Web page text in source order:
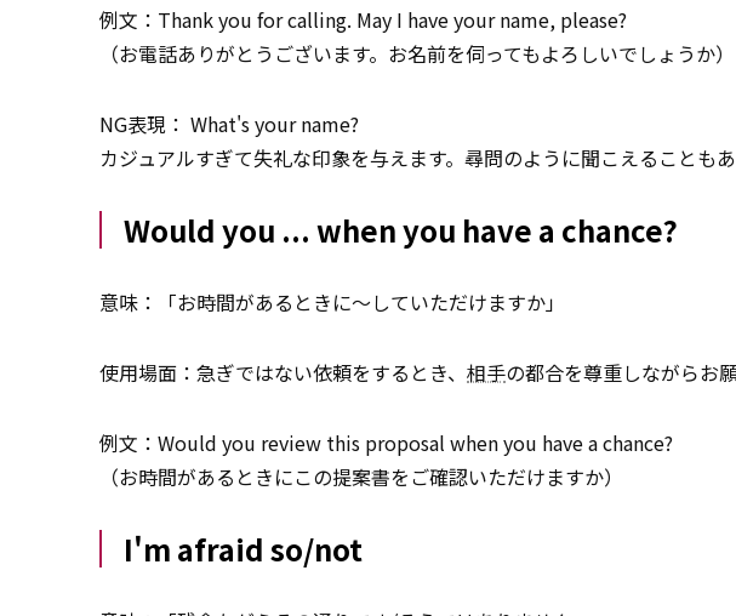
例文：Thank you for calling. May I have your name, please?
（お電話ありがとうございます。お名前を伺ってもよろしいでしょうか）
NG表現： What's your name?
カジュアルすぎて失礼な印象を与えます。尋問のように聞こえることもあ
Would you ... when you have a chance?
意味：「お時間があるときに〜していただけますか」
使用場面：急ぎではない依頼をするとき、 相手の都合を尊重しながらお
例文：Would you review this proposal when you have a chance?
（お時間があるときにこの提案書をご確認いただけますか）
I'm afraid so/not